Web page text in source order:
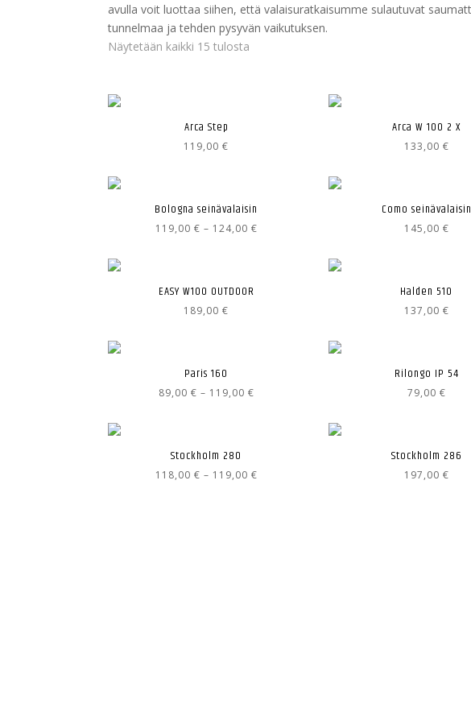
avulla voit luottaa siihen, että valaisuratkaisumme sulautuvat
tunnelmaa ja tehden pysyvän vaikutuksen.
Näytetään kaikki 15 tulosta
Arca Step
119,00€
Arca W 100 2 X
133,00 €
Bologna seinävalaisin
119,00 € – 124,00 €Hintaluokka:
Como seinävalaisin
145,00 €
EASY W100 OUTDOOR
189,00€
Halden 510
137,00 €
Paris 160
89,00 € – 119,00 €Hintaluokka:
Rilongo IP 54
79,00 €
Stockholm 280
118,00 € – 119,00 €Hintaluokka:
Stockholm 286
197,00 €